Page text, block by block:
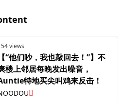
views
【“他们吵，我也敲回去！”】不
楼上邻居每晚发出噪音，
特地买尖叫鸡来反击！